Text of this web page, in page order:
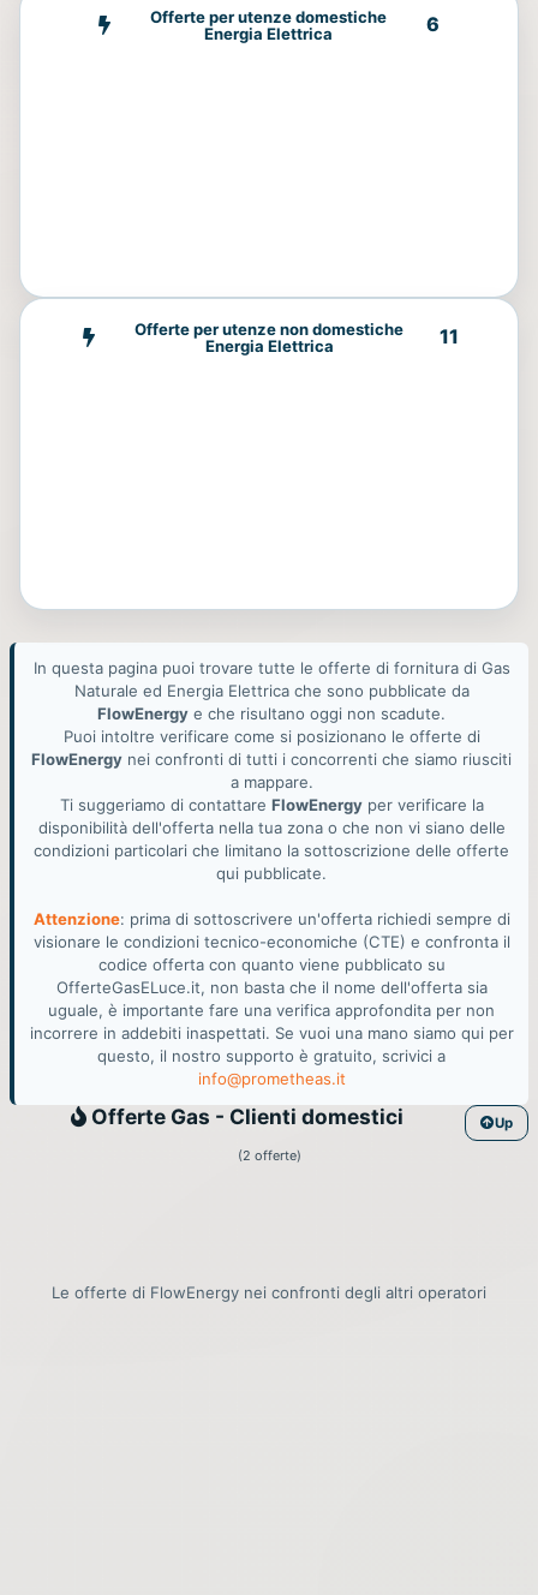
Offerte per utenze domestiche
Energia Elettrica
6
Offerte per utenze non domestiche
Energia Elettrica
11
In questa pagina puoi trovare tutte le offerte di fornitura di Gas
Naturale ed Energia Elettrica che sono pubblicate da
FlowEnergy e che risultano oggi non scadute.
Puoi intoltre verificare come si posizionano le offerte di
FlowEnergy nei confronti di tutti i concorrenti che siamo riusciti
a mappare.
Ti suggeriamo di contattare FlowEnergyper verificare la
disponibilità dell'offerta nella tua zona o che non vi siano delle
condizioni particolari che limitano la sottoscrizione delle offerte
qui pubblicate.
Attenzione: prima di sottoscrivere un'offerta richiedi sempre di
visionare le condizioni tecnico-economiche (CTE) e confronta il
codice offerta con quanto viene pubblicato su
OfferteGasELuce.it, non basta che il nome dell'offerta sia
uguale, è importante fare una verifica approfondita per non
incorrere in addebiti inaspettati. Se vuoi una mano siamo qui per
questo, il nostro supporto è gratuito, scrivici a
info@prometheas.it
Gas
Offerte Gas - Clienti domestici
Up
(2 offerte)
Le offerte di FlowEnergy nei confronti degli altri operatori